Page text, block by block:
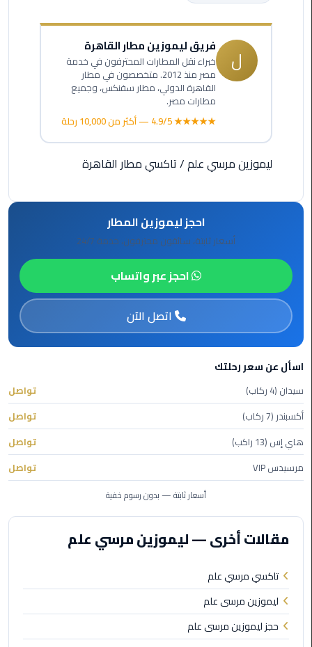
ليموزين
اكتوبر
ليموزين
الغردقة
القاهرة
أسعار
ليموزين
مطار
شرم
الشيخ
ليموزين
مطار
القاهرة
الخط
الساخن
مطار
العاصمة
الادارية
ليموزين
مطار
القاهرة
الي
ل فريق ليموزين مطار القاهرة
خبراء نقل المطارات المحترفون في خدمة
مصر منذ 2012. متخصصون في مطار
القاهرة الدولي، مطار سفنكس، وجميع
مطارات مصر.
★★★★★ 4.9/5 — أكثر من 10,000 رحلة
ليموزين مرسي علم/تاكسي مطار القاهرة
احجز ليموزين المطار
أسعار ثابتة، سائقون محترفون، خدمة 24/7
احجز عبر واتساب
اتصل الآن
اسأل عن سعر رحلتك
سيدان (4 ركاب)
تواصل
أكسبندر (7 ركاب)
تواصل
هاي إس (13 راكب)
تواصل
مرسيدس VIP
تواصل
أسعار ثابتة — بدون رسوم خفية
مقالات أخرى — ليموزين مرسي علم
تاكسي مرسي علم
ليموزين مرسى علم
حجز ليموزين مرسى علم